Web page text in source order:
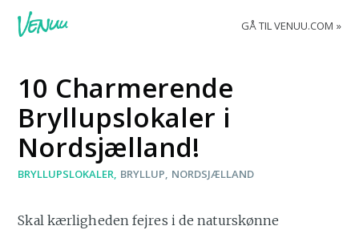
GÅ TIL VENUU.COM
10 Charmerende
Bryllupslokaler i
Nordsjælland!
BRYLLUPSLOKALER BRYLLUP NORDSJÆLLAND
Skal kærligheden fejres i de naturskønne